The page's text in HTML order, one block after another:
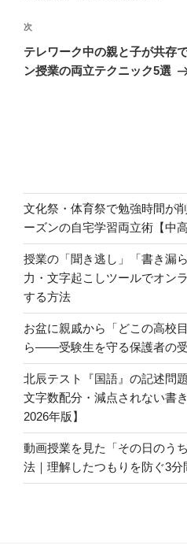
ゲ
ー
シ
次
の
投
次
テレワーク中の親と子が共存
ン授業の両立テクニック5選
文化祭・体育祭で勉強時間が
ーズンの自宅学習両立術【中
授業の「聞き逃し」「書き漏
力・文字起こしツールでオン
する方法
お盆に親戚から「どこの高校
ら――受験生を守る保護者の
北辰テスト『国語』の記述問
文字数配分・減点されない書
2026年版】
動画授業を見た「その日のう
法｜理解したつもりを防ぐ3分